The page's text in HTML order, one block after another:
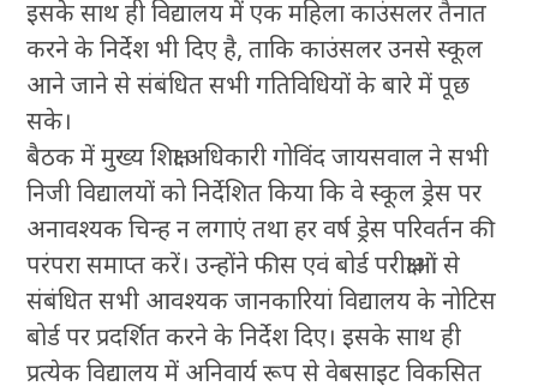
इसके साथ ही विद्यालय में एक महिला काउंसलर तैनात
करने के निर्देश भी दिए है, ताकि काउंसलर उनसे स्कूल
आने जाने से संबंधित सभी गतिविधियों के बारे में पूछ
सके।
बैठक में मुख्य शिक्षा अधिकारी गोविंद जायसवाल ने सभी
निजी विद्यालयों को निर्देशित किया कि वे स्कूल ड्रेस पर
अनावश्यक चिन्ह न लगाएं तथा हर वर्ष ड्रेस परिवर्तन की
परंपरा समाप्त करें। उन्होंने फीस एवं बोर्ड परीक्षाओं से
संबंधित सभी आवश्यक जानकारियां विद्यालय के नोटिस
बोर्ड पर प्रदर्शित करने के निर्देश दिए। इसके साथ ही
प्रत्येक विद्यालय में अनिवार्य रूप से वेबसाइट विकसित